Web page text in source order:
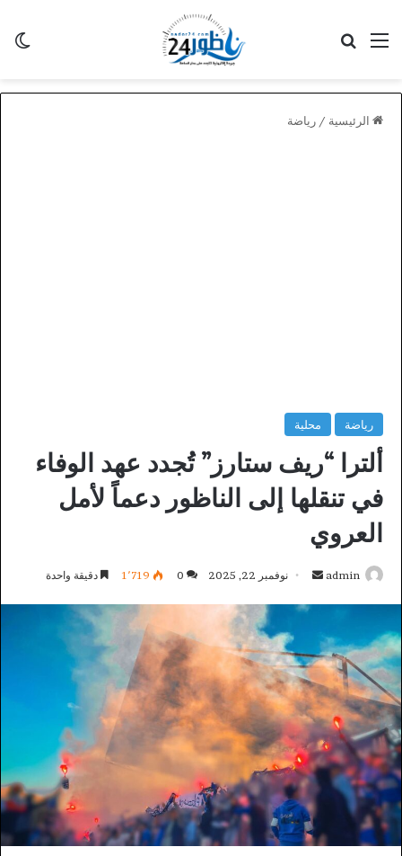
القائمة
الرئيسية / رياضة
رياضة محلية
ألترا “ريف ستارز” تُجدد عهد الوفاء
في تنقلها إلى الناظور دعماً لأمل
العروي
admin
أرسل نوفمبر 22, 2025 0 1٬719 دقيقة واحدة